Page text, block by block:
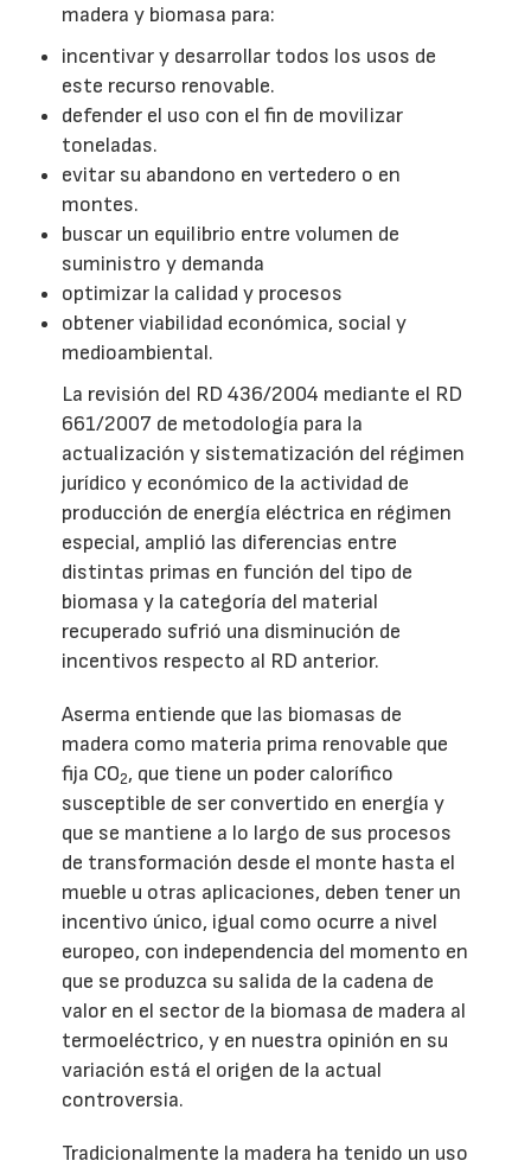
madera y biomasa para:
incentivar y desarrollar todos los usos de
este recurso renovable.
defender el uso con el fin de movilizar
toneladas.
evitar su abandono en vertedero o en
montes.
buscar un equilibrio entre volumen de
suministro y demanda
optimizar la calidad y procesos
obtener viabilidad económica, social y
medioambiental.
La revisión del RD 436/2004 mediante el RD
661/2007 de metodología para la
actualización y sistematización del régimen
jurídico y económico de la actividad de
producción de energía eléctrica en régimen
especial, amplió las diferencias entre
distintas primas en función del tipo de
biomasa y la categoría del material
recuperado sufrió una disminución de
incentivos respecto al RD anterior.
Aserma entiende que las biomasas de
madera como materia prima renovable que
fija CO2, que tiene un poder calorífico
susceptible de ser convertido en energía y
que se mantiene a lo largo de sus procesos
de transformación desde el monte hasta el
mueble u otras aplicaciones, deben tener un
incentivo único, igual como ocurre a nivel
europeo, con independencia del momento en
que se produzca su salida de la cadena de
valor en el sector de la biomasa de madera al
termoeléctrico, y en nuestra opinión en su
variación está el origen de la actual
controversia.
Tradicionalmente la madera ha tenido un uso